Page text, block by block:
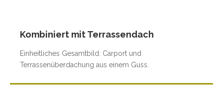
Kombiniert mit Terrassendach
Einheitliches Gesamtbild: Carport und
Terrassenüberdachung aus einem Guss.